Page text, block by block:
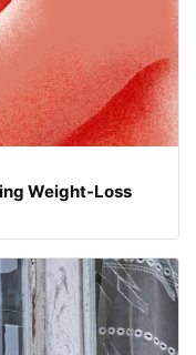
Weight-Loss